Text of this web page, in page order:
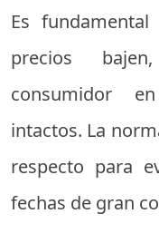
Es
precios
consumidor
intactos. La
respecto para
fechas de gran